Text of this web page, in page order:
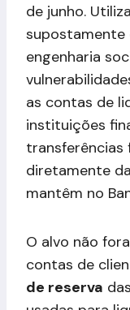
de junho.
engenharia
as contas de
instituições
transferências
diretamente
mantêm no
O alvo não
contas de
de reserva